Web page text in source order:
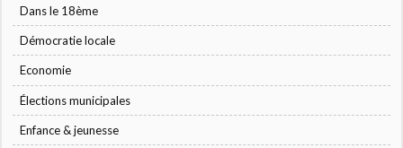
Dans le 18ème
Démocratie locale
Economie
Élections municipales
Enfance & jeunesse